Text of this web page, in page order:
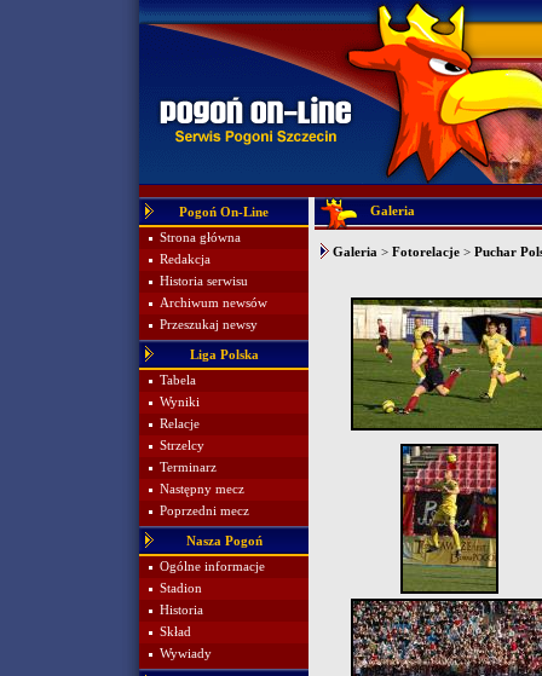
Pogoń On-Line
Strona główna
Redakcja
Historia serwisu
Archiwum newsów
Przeszukaj newsy
Liga Polska
Tabela
Wyniki
Relacje
Strzelcy
Terminarz
Następny mecz
Poprzedni mecz
Nasza Pogoń
Ogólne informacje
Stadion
Historia
Skład
Wywiady
Galeria
Galeria > Fotorelacje > Puchar